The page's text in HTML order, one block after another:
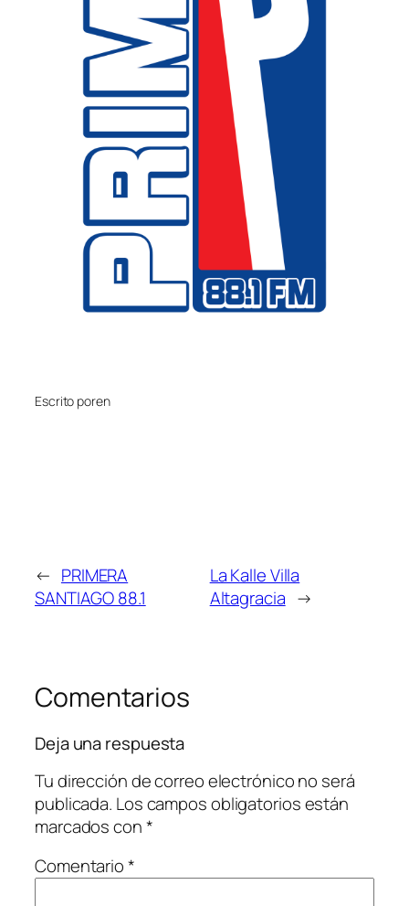
Escrito poren
← PRIMERA
SANTIAGO 88.1
La Kalle Villa
Altagracia →
Comentarios
Deja una respuesta
Tu dirección de correo electrónico no será
publicada. Los campos obligatorios están
marcados con*
Comentario*